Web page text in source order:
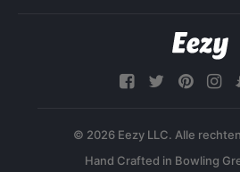
© 2026 Eezy LLC. Alle